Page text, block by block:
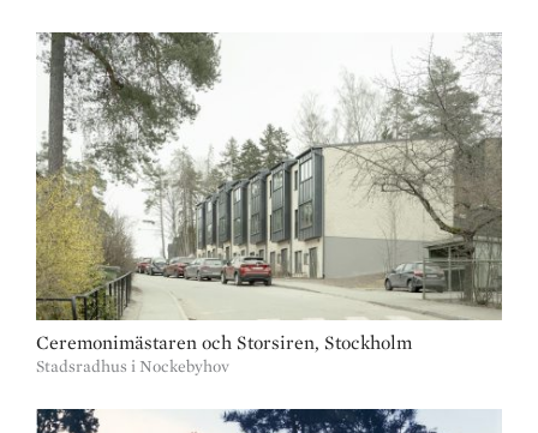
Ceremonimästaren och Storsiren, Stockholm
Stadsradhus i Nockebyhov